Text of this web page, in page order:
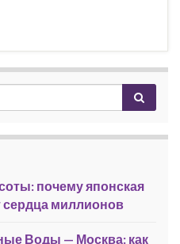
почему японская
сердца миллионов
Воды — Москва: как